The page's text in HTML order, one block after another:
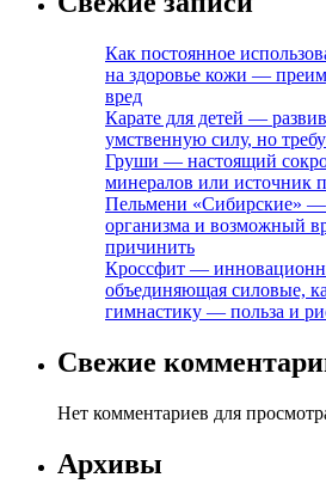
Как постоянное
на здоровье кожи —
вред
Карате для детей —
умственную силу, но
Груши — настоящий
минералов или источник
Пельмени «Сибирские» —
организма и возможный
причинить
Кроссфит —
объединяющая силовые,
гимнастику — польза и
Свежие
Нет комментариев для
Архивы